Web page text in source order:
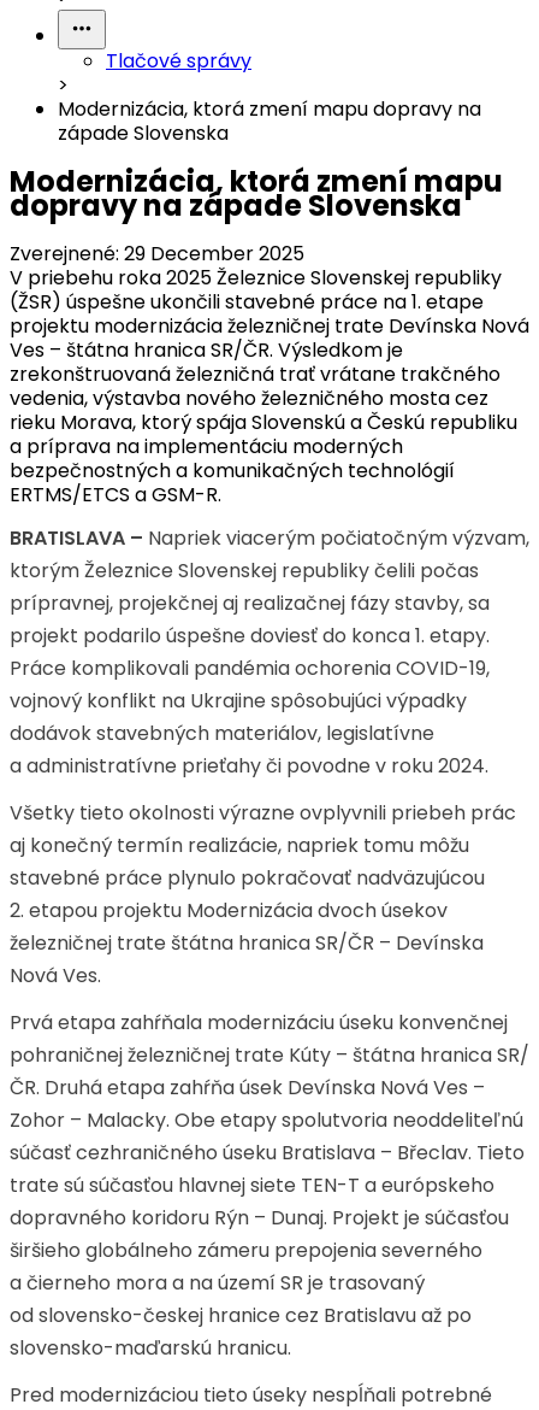
Tlačové správy
>
Modernizácia, ktorá zmení mapu dopravy na
západe Slovenska
Modernizácia, ktorá zmení mapu
dopravy na západe Slovenska
Zverejnené: 29 December 2025
V priebehu roka 2025 Železnice Slovenskej republiky
(ŽSR) úspešne ukončili stavebné práce na 1. etape
projektu modernizácia železničnej trate Devínska Nová
Ves – štátna hranica SR/ČR. Výsledkom je
zrekonštruovaná železničná trať vrátane trakčného
vedenia, výstavba nového železničného mosta cez
rieku Morava, ktorý spája Slovenskú a Českú republiku
a príprava na implementáciu moderných
bezpečnostných a komunikačných technológií
ERTMS/ETCS a GSM-R.
BRATISLAVA – Napriek viacerým počiatočným výzvam,
ktorým Železnice Slovenskej republiky čelili počas
prípravnej, projekčnej aj realizačnej fázy stavby, sa
projekt podarilo úspešne doviesť do konca 1. etapy.
Práce komplikovali pandémia ochorenia COVID-19,
vojnový konflikt na Ukrajine spôsobujúci výpadky
dodávok stavebných materiálov, legislatívne
a administratívne prieťahy či povodne v roku 2024.
Všetky tieto okolnosti výrazne ovplyvnili priebeh prác
aj konečný termín realizácie, napriek tomu môžu
stavebné práce plynulo pokračovať nadväzujúcou
2. etapou projektu Modernizácia dvoch úsekov
železničnej trate štátna hranica SR/ČR – Devínska
Nová Ves.
Prvá etapa zahŕňala modernizáciu úseku konvenčnej
pohraničnej železničnej trate Kúty – štátna hranica SR/
ČR. Druhá etapa zahŕňa úsek Devínska Nová Ves –
Zohor – Malacky. Obe etapy spolutvoria neoddeliteľnú
súčasť cezhraničného úseku Bratislava – Břeclav. Tieto
trate sú súčasťou hlavnej siete TEN-T a európskeho
dopravného koridoru Rýn – Dunaj. Projekt je súčasťou
širšieho globálneho zámeru prepojenia severného
a čierneho mora a na území SR je trasovaný
od slovensko-českej hranice cez Bratislavu až po
slovensko-maďarskú hranicu.
Pred modernizáciou tieto úseky nespĺňali potrebné